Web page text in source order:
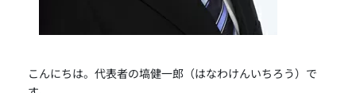
こんにちは。代表者の塙健一郎（はなわけんいちろう）で